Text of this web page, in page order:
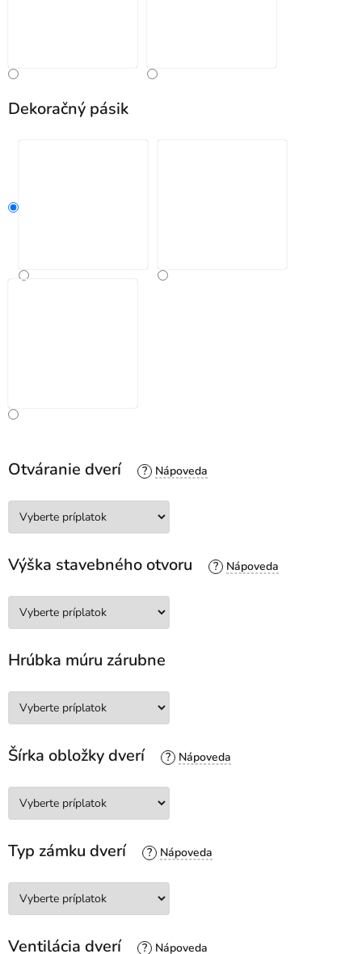
Dekoračný pásik
Otváranie dverí ?
Výška stavebného otvoru ?
Hrúbka múru zárubne
Šírka obložky dverí ?
Typ zámku dverí ?
Ventilácia dverí ?